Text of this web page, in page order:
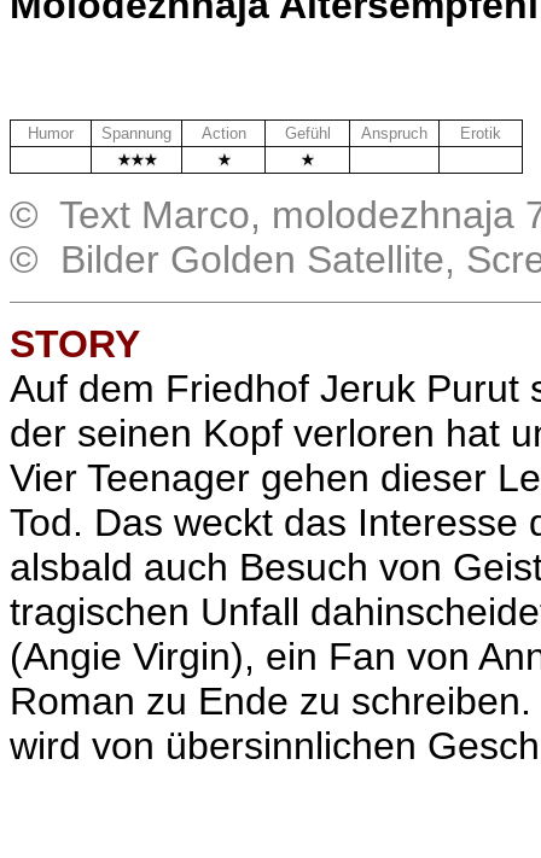
Humor Spannung Action Gefühl Anspruch
Erotik
© Text Marco, molodezhnaja
© Bilder Golden Satellite,
STORY
Auf dem Friedhof Jeruk Purut
der seinen Kopf verloren hat
Vier Teenager gehen dieser
Tod. Das weckt das Interesse
alsbald auch Besuch von
tragischen Unfall
(Angie Virgin), ein Fan von
Roman zu Ende zu
wird von übersinnlichen